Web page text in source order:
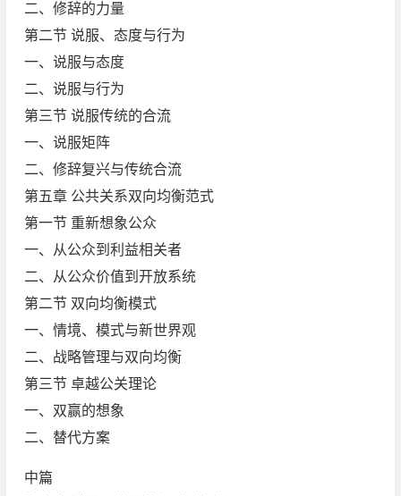
二、修辞的力量
第二节 说服、态度与行为
一、说服与态度
二、说服与行为
第三节 说服传统的合流
一、说服矩阵
二、修辞复兴与传统合流
第五章 公共关系双向均衡范式
第一节 重新想象公众
一、从公众到利益相关者
二、从公众价值到开放系统
第二节 双向均衡模式
一、情境、模式与新世界观
二、战略管理与双向均衡
第三节 卓越公关理论
一、双赢的想象
二、替代方案
中篇